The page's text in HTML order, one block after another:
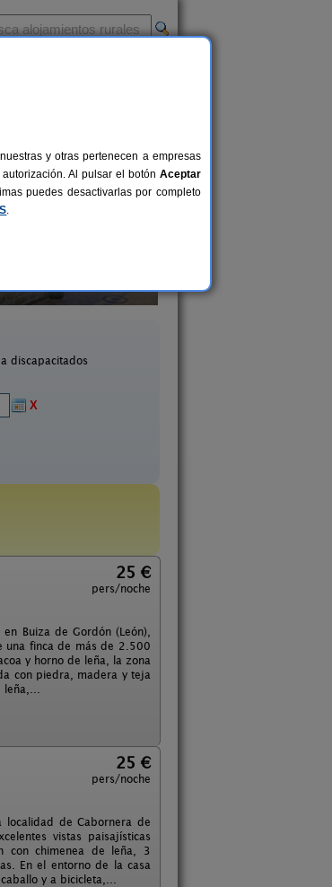
discapacitados
X
25 €
pers/noche
Buiza de Gordón (León),
una finca de más de 2.500
y horno de leña, la zona
con piedra, madera y teja
25 €
pers/noche
localidad de Cabornera de
vistas paisajísticas
con chimenea de leña, 3
En el entorno de la casa
y a bicicleta,...
y otras pertenecen a empresas
Al pulsar el botón Aceptar
puedes desactivarlas por completo
.